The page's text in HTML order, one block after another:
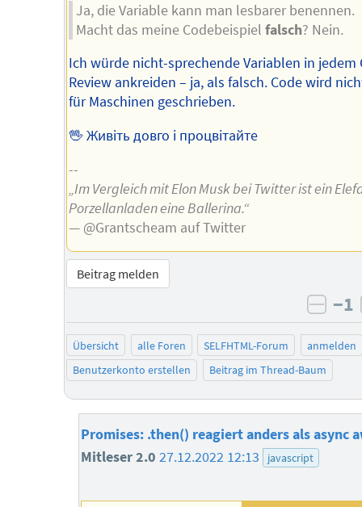
Ja, die Variable kann man lesbarer benennen.
Macht das meine Codebeispielfalsch? Nein.
Ich würde nicht-sprechende Variablen in jedem
Review ankreiden – ja, als falsch. Code wird
für Maschinen geschrieben.
🖖 Живіть довго і процвітайте
--
„Im Vergleich mit Elon Musk bei Twitter ist ein
Porzellanladen eine Ballerina.“
— @Grantscheam auf Twitter
Beitrag melden
−1
Übersicht alle Foren SELFHTML-Forum
anmelden
Benutzerkonto erstellen
Beitrag im Thread-Baum
Promises: .then() reagiert anders als async
Mitleser 2.0 27.12.2022 12:13 javascript